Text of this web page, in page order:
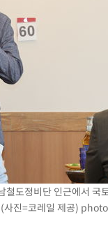
도정비단 인근에서 국
진=코레일 제공)